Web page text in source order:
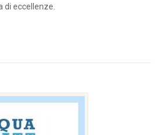
di eccellenze.